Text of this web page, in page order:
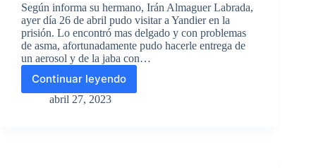
salud
Según informa su hermano, Irán Almaguer Labrada,
ayer día 26 de abril pudo visitar a Yandier en la
prisión. Lo encontró mas delgado y con problemas
de asma, afortunadamente pudo hacerle entrega de
un aerosol y de la jaba con…
Continuar leyendo
El
preso
abril 27, 2023